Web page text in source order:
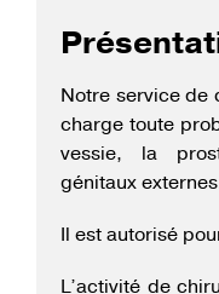
Notre service de
charge toute
vessie, la
génitaux
Il est autorisé
L’activité de